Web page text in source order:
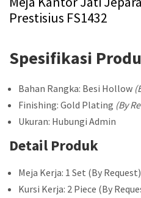
Prestisius FS1432
Spesifikasi
Bahan Rangka: Besi Hollow
Finishing: Gold Plating (By
Ukuran: Hubungi Admin
Detail Produk
Meja Kerja: 1 Set (By Request)
Kursi Kerja: 2 Piece (By